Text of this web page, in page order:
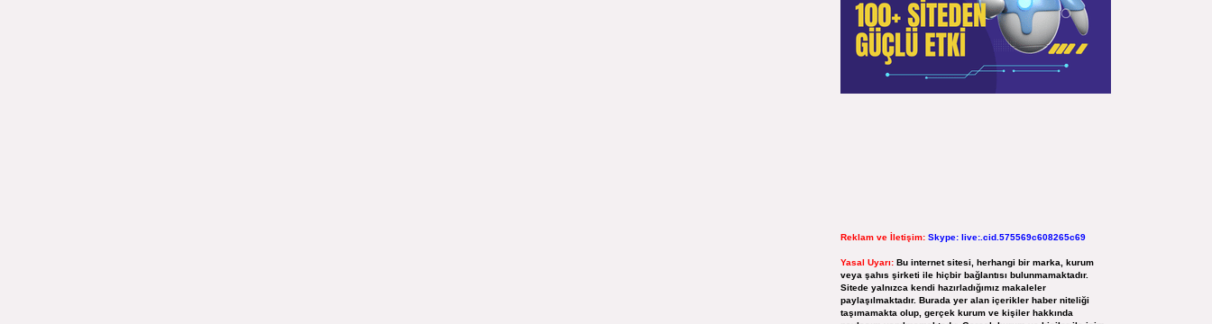
Reklam ve İletişim: Skype: live:.cid.575569c608265c69
Yasal Uyarı: Bu internet sitesi, herhangi bir marka, kurum
veya şahıs şirketi ile hiçbir bağlantısı bulunmamaktadır.
Sitede yalnızca kendi hazırladığımız makaleler
paylaşılmaktadır. Burada yer alan içerikler haber niteliği
taşımamakta olup, gerçek kurum ve kişiler hakkında